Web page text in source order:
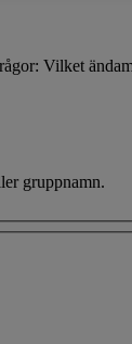
Vilket
gruppnamn.